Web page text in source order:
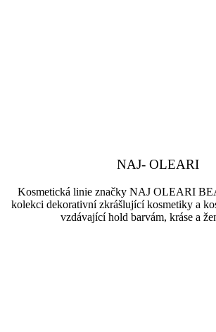
NAJ- OLEARI
Kosmetická linie značky NAJ OLEARI
kolekci dekorativní zkrášlující kosmetiky a
vzdávající hold barvám, kráse a